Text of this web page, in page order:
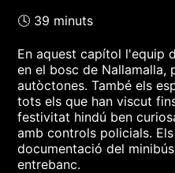
🕓 39 minuts
En aquest capítol l'equip
en el bosc de Nallamalla,
autòctones. També els
tots els que han viscut
festivitat hindú ben
amb controls policials.
documentació del
entrebanc.